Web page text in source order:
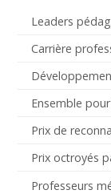
Leaders
Carrière
Ensemble
Prix de
Prix octroyés
Professeurs